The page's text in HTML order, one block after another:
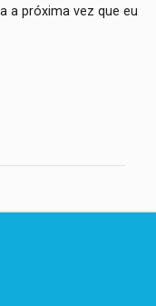
a próxima vez que eu